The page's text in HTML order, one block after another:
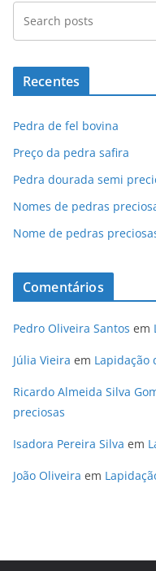
Recentes
Pedra de fel bovina
Preço da pedra safira
Pedra dourada semi
Nomes de pedras
Nome de pedras
Comentários
Pedro Oliveira Santos em
Júlia Vieira em Lapidação
Ricardo Almeida Silva
preciosas
Isadora Pereira Silva em
João Oliveira em